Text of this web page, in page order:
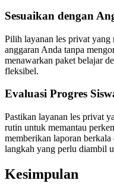
Sesuaikan dengan
Pilih layanan les privat yang
anggaran Anda tanpa
menawarkan paket belajar
fleksibel.
Evaluasi Progres
Pastikan layanan les privat
rutin untuk memantau
memberikan laporan
langkah yang perlu diambil
Kesimpulan